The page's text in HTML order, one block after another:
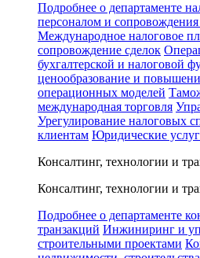
Подробнее о департаменте
персоналом и сопровождения
Международное налоговое
сопровождение сделок
бухгалтерской и налоговой
ценообразование и
операционных моделей
международная торговля
Урегулирование налоговых
клиентам Юридические
Консалтинг, технологии и
Консалтинг, технологии и
Подробнее о департаменте
транзакций Инжиниринг и
строительными проектами